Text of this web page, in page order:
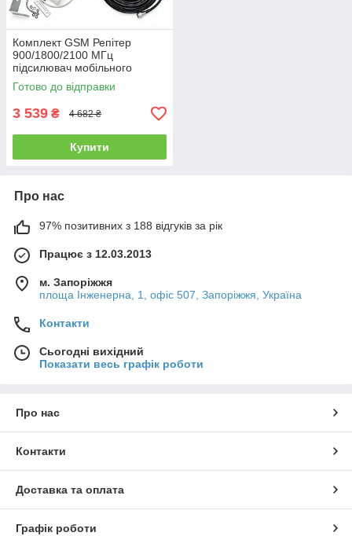
Комплект GSM Репітер
900/1800/2100 МГц
підсилювач мобільного
зв'язку та інтернету Aspor з
антеною 10 дБ
Готово до відправки
3 539 ₴ 4 682 ₴
Купити
Про нас
97% позитивних з 188 відгуків за рік
Працює з 12.03.2013
м. Запоріжжя
площа Інженерна, 1, офіс 507, Запоріжжя, Україна
Контакти
Сьогодні вихідний
Показати весь графік роботи
Про нас
Контакти
Доставка та оплата
Графік роботи